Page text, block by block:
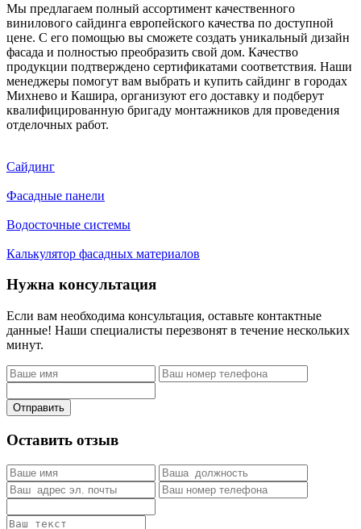
Мы предлагаем полный ассортимент качественного
винилового сайдинга европейского качества по доступной
цене. С его помощью вы сможете создать уникальный дизайн
фасада и полностью преобразить свой дом. Качество
продукции подтверждено сертификатами соответствия. Наши
менеджеры помогут вам выбрать и купить сайдинг в городах
Михнево и Кашира, организуют его доставку и подберут
квалифицированную бригаду монтажников для проведения
отделочных работ.
Сайдинг
Фасадные панели
Водосточные системы
Калькулятор фасадных материалов
Нужна консультация
Если вам необходима консультация, оставьте контактные
данные! Наши специалисты перезвонят в течение нескольких
минут.
Отправить
Оставить отзыв